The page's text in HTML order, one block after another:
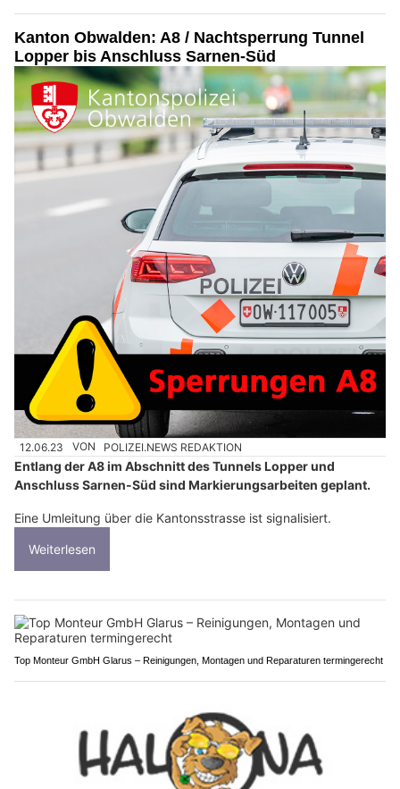
Kanton Obwalden: A8 / Nachtsperrung Tunnel
Lopper bis Anschluss Sarnen-Süd
12.06.23 VON POLIZEI.NEWS REDAKTION
Entlang der A8 im Abschnitt des Tunnels Lopper und
Anschluss Sarnen-Süd sind Markierungsarbeiten geplant.
Eine Umleitung über die Kantonsstrasse ist signalisiert.
Weiterlesen
Top Monteur GmbH Glarus – Reinigungen, Montagen und Reparaturen termingerecht